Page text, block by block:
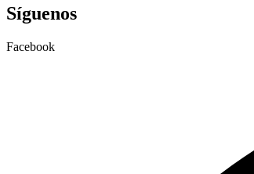
Síguenos
Facebook